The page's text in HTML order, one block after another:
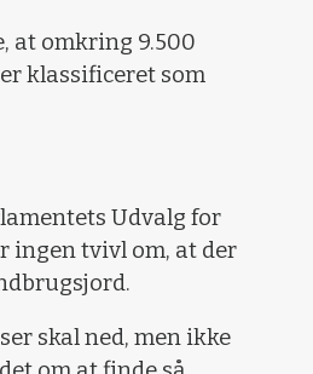
at omkring 9.500
klassificeret som
Udvalg for
ingen tvivl om, at der
skal ned, men ikke